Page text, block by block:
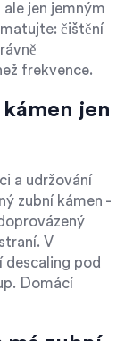
jen jemným
čištění
frekvence.
jen
a udržování
zubní kámen -
V
descaling pod
Domácí